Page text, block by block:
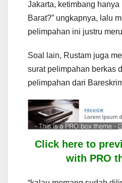
Jakarta, ketimbang
Barat?” ungkapnya, lalu
pelimpahan ini justru
Soal lain, Rustam juga
surat pelimpahan berkas
pelimpahan dari
Click here to
with PRO